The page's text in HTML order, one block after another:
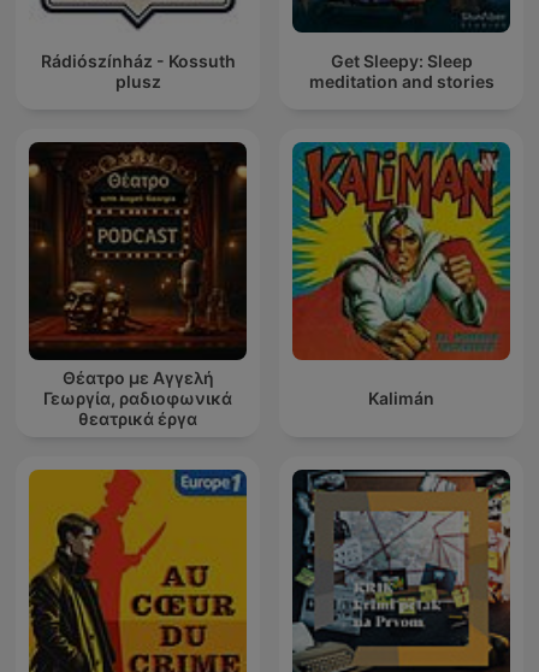
Rádiószínház - Kossuth
plusz
Get Sleepy: Sleep
meditation and stories
Θέατρο με Αγγελή
Γεωργία, ραδιοφωνικά
θεατρικά έργα
Kalimán